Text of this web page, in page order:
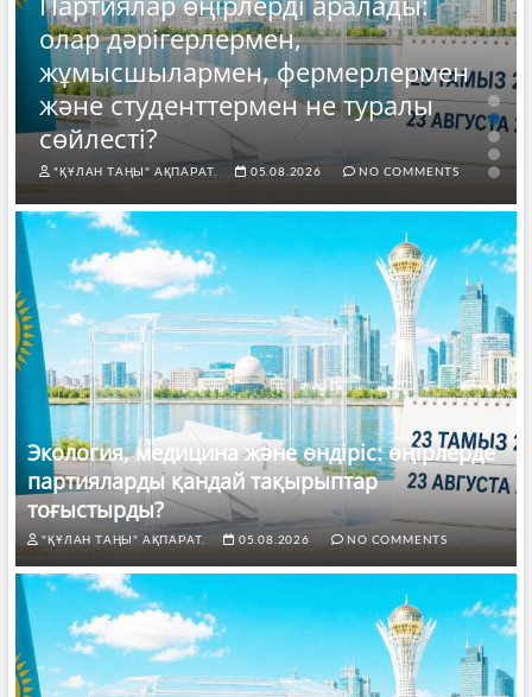
олар дәрігерлермен,
жұмысшылармен, фермерлермен
және студенттермен не туралы
сөйлесті?
"ҚҰЛАН ТАҢЫ" АҚПАРАТ. 05.08.2026 NO COMMENTS
Экология, медицина және өндіріс: өңірлерде
партияларды қандай тақырыптар
тоғыстырды?
"ҚҰЛАН ТАҢЫ" АҚПАРАТ. 05.08.2026 NO COMMENTS